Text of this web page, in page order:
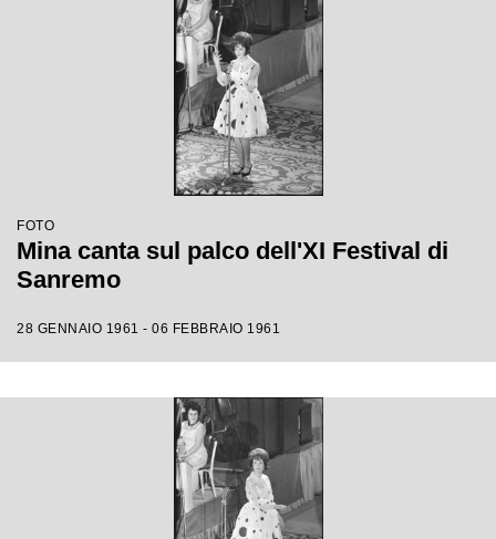
FOTO
Mina canta sul palco dell'XI Festival di
Sanremo
28 GENNAIO 1961 - 06 FEBBRAIO 1961